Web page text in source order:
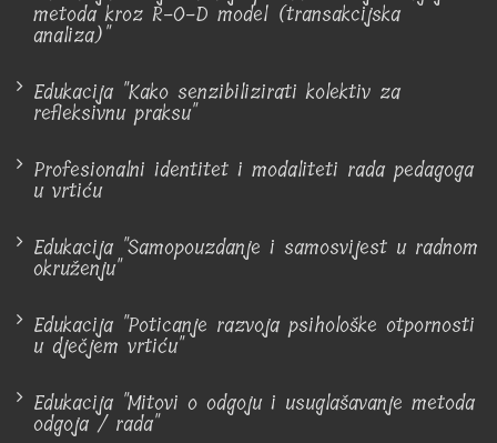
metoda kroz R-O-D model (transakcijska
analiza)"
Edukacija "Kako senzibilizirati kolektiv za
refleksivnu praksu"
Profesionalni identitet i modaliteti rada pedagoga
u vrtiću
Edukacija "Samopouzdanje i samosvijest u radnom
okruženju"
Edukacija "Poticanje razvoja psihološke otpornosti
u dječjem vrtiću"
Edukacija "Mitovi o odgoju i usuglašavanje metoda
odgoja / rada"